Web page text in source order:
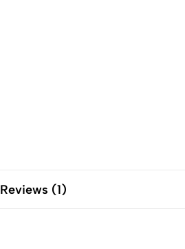
Reviews (1)